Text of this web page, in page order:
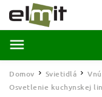
Domov / Svietidlá /
Osvetlenie kuchynskej